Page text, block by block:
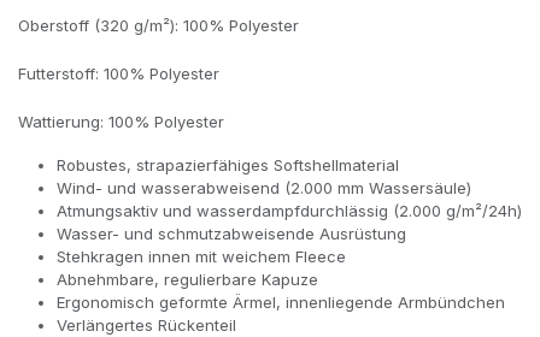
Oberstoff (320 g/m²): 100% Polyester
Futterstoff: 100% Polyester
Wattierung: 100% Polyester
Robustes, strapazierfähiges Softshellmaterial
Wind- und wasserabweisend (2.000 mm Wassersäule)
Atmungsaktiv und wasserdampfdurchlässig (2.000 g/m²/24h)
Wasser- und schmutzabweisende Ausrüstung
Stehkragen innen mit weichem Fleece
Abnehmbare, regulierbare Kapuze
Ergonomisch geformte Ärmel, innenliegende Armbündchen
Verlängertes Rückenteil